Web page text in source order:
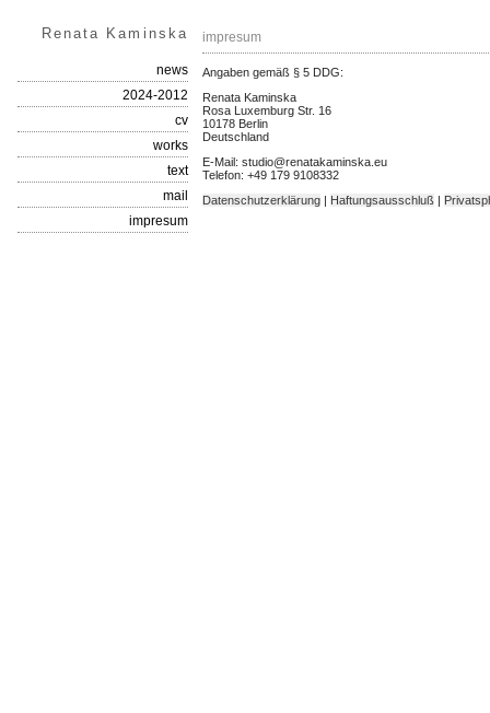
impresum
Angaben gemäß § 5 DDG:
Renata Kaminska
Rosa Luxemburg Str. 16
10178 Berlin
Deutschland
E-Mail: studio@renatakaminska.eu
Telefon: +49 179 9108332
Datenschutzerklärung | Haftungsausschluß |
Renata Kaminska
news
2024-2012
cv
works
text
mail
impresum